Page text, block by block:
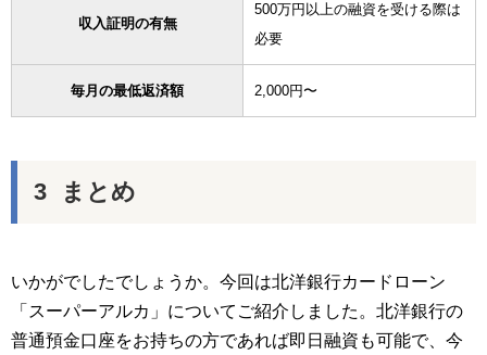
収入証明の有無
500万円以上の融資を受ける際は
必要
毎月の最低返済額 2,000円〜
まとめ
いかがでしたでしょうか。今回は北洋銀行カードローン
「スーパーアルカ」についてご紹介しました。北洋銀行の
普通預金口座をお持ちの方であれば即日融資も可能で、今